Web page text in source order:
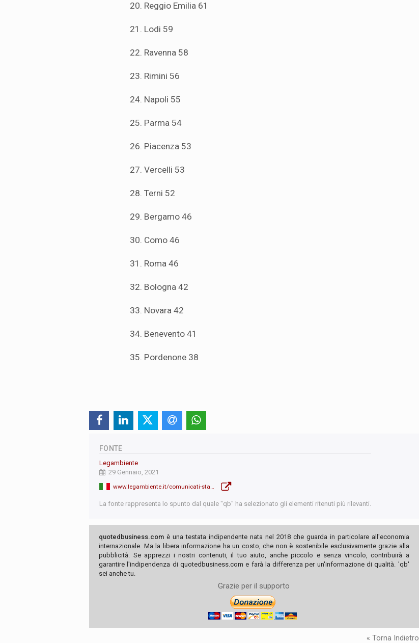
20. Reggio Emilia 61
21. Lodi 59
22. Ravenna 58
23. Rimini 56
24. Napoli 55
25. Parma 54
26. Piacenza 53
27. Vercelli 53
28. Terni 52
29. Bergamo 46
30. Como 46
31. Roma 46
32. Bologna 42
33. Novara 42
34. Benevento 41
35. Pordenone 38
FONTE
Legambiente
29 Gennaio, 2021
www.legambiente.it/comunicati-stampa/emergenza-smog-i-dati-del-report-malaria-sulla-qualita-dellaria-nelle-citta-italiane/
La fonte rappresenta lo spunto dal quale "qb" ha selezionato gli elementi ritenuti più rilevanti.
quotedbusiness.com è una testata indipendente nata nel 2018 che guarda in particolare all'economia
internazionale. Ma la libera informazione ha un costo, che non è sostenibile esclusivamente grazie alla
pubblicità. Se apprezzi i nostri contenuti, il tuo aiuto, anche piccolo e senza vincolo, contribuirà a
garantire l'indipendenza di quotedbusiness.com e farà la differenza per un'informazione di qualità. 'qb'
sei anche tu.
Grazie per il supporto
« Torna Indietro